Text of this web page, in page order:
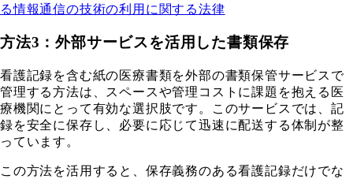
る情報通信の技術の利用に関する法律
方法3：外部サービスを活用した書類保存
看護記録を含む紙の医療書類を外部の書類保管サービスで
管理する方法は、スペースや管理コストに課題を抱える医
療機関にとって有効な選択肢です。このサービスでは、記
録を安全に保存し、必要に応じて迅速に配送する体制が整
っています。
この方法を活用すると、保存義務のある看護記録だけでな